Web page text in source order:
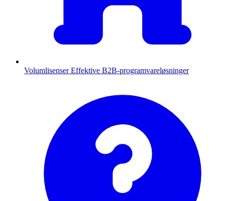
Volumlisenser Effektive B2B-programvareløsninger